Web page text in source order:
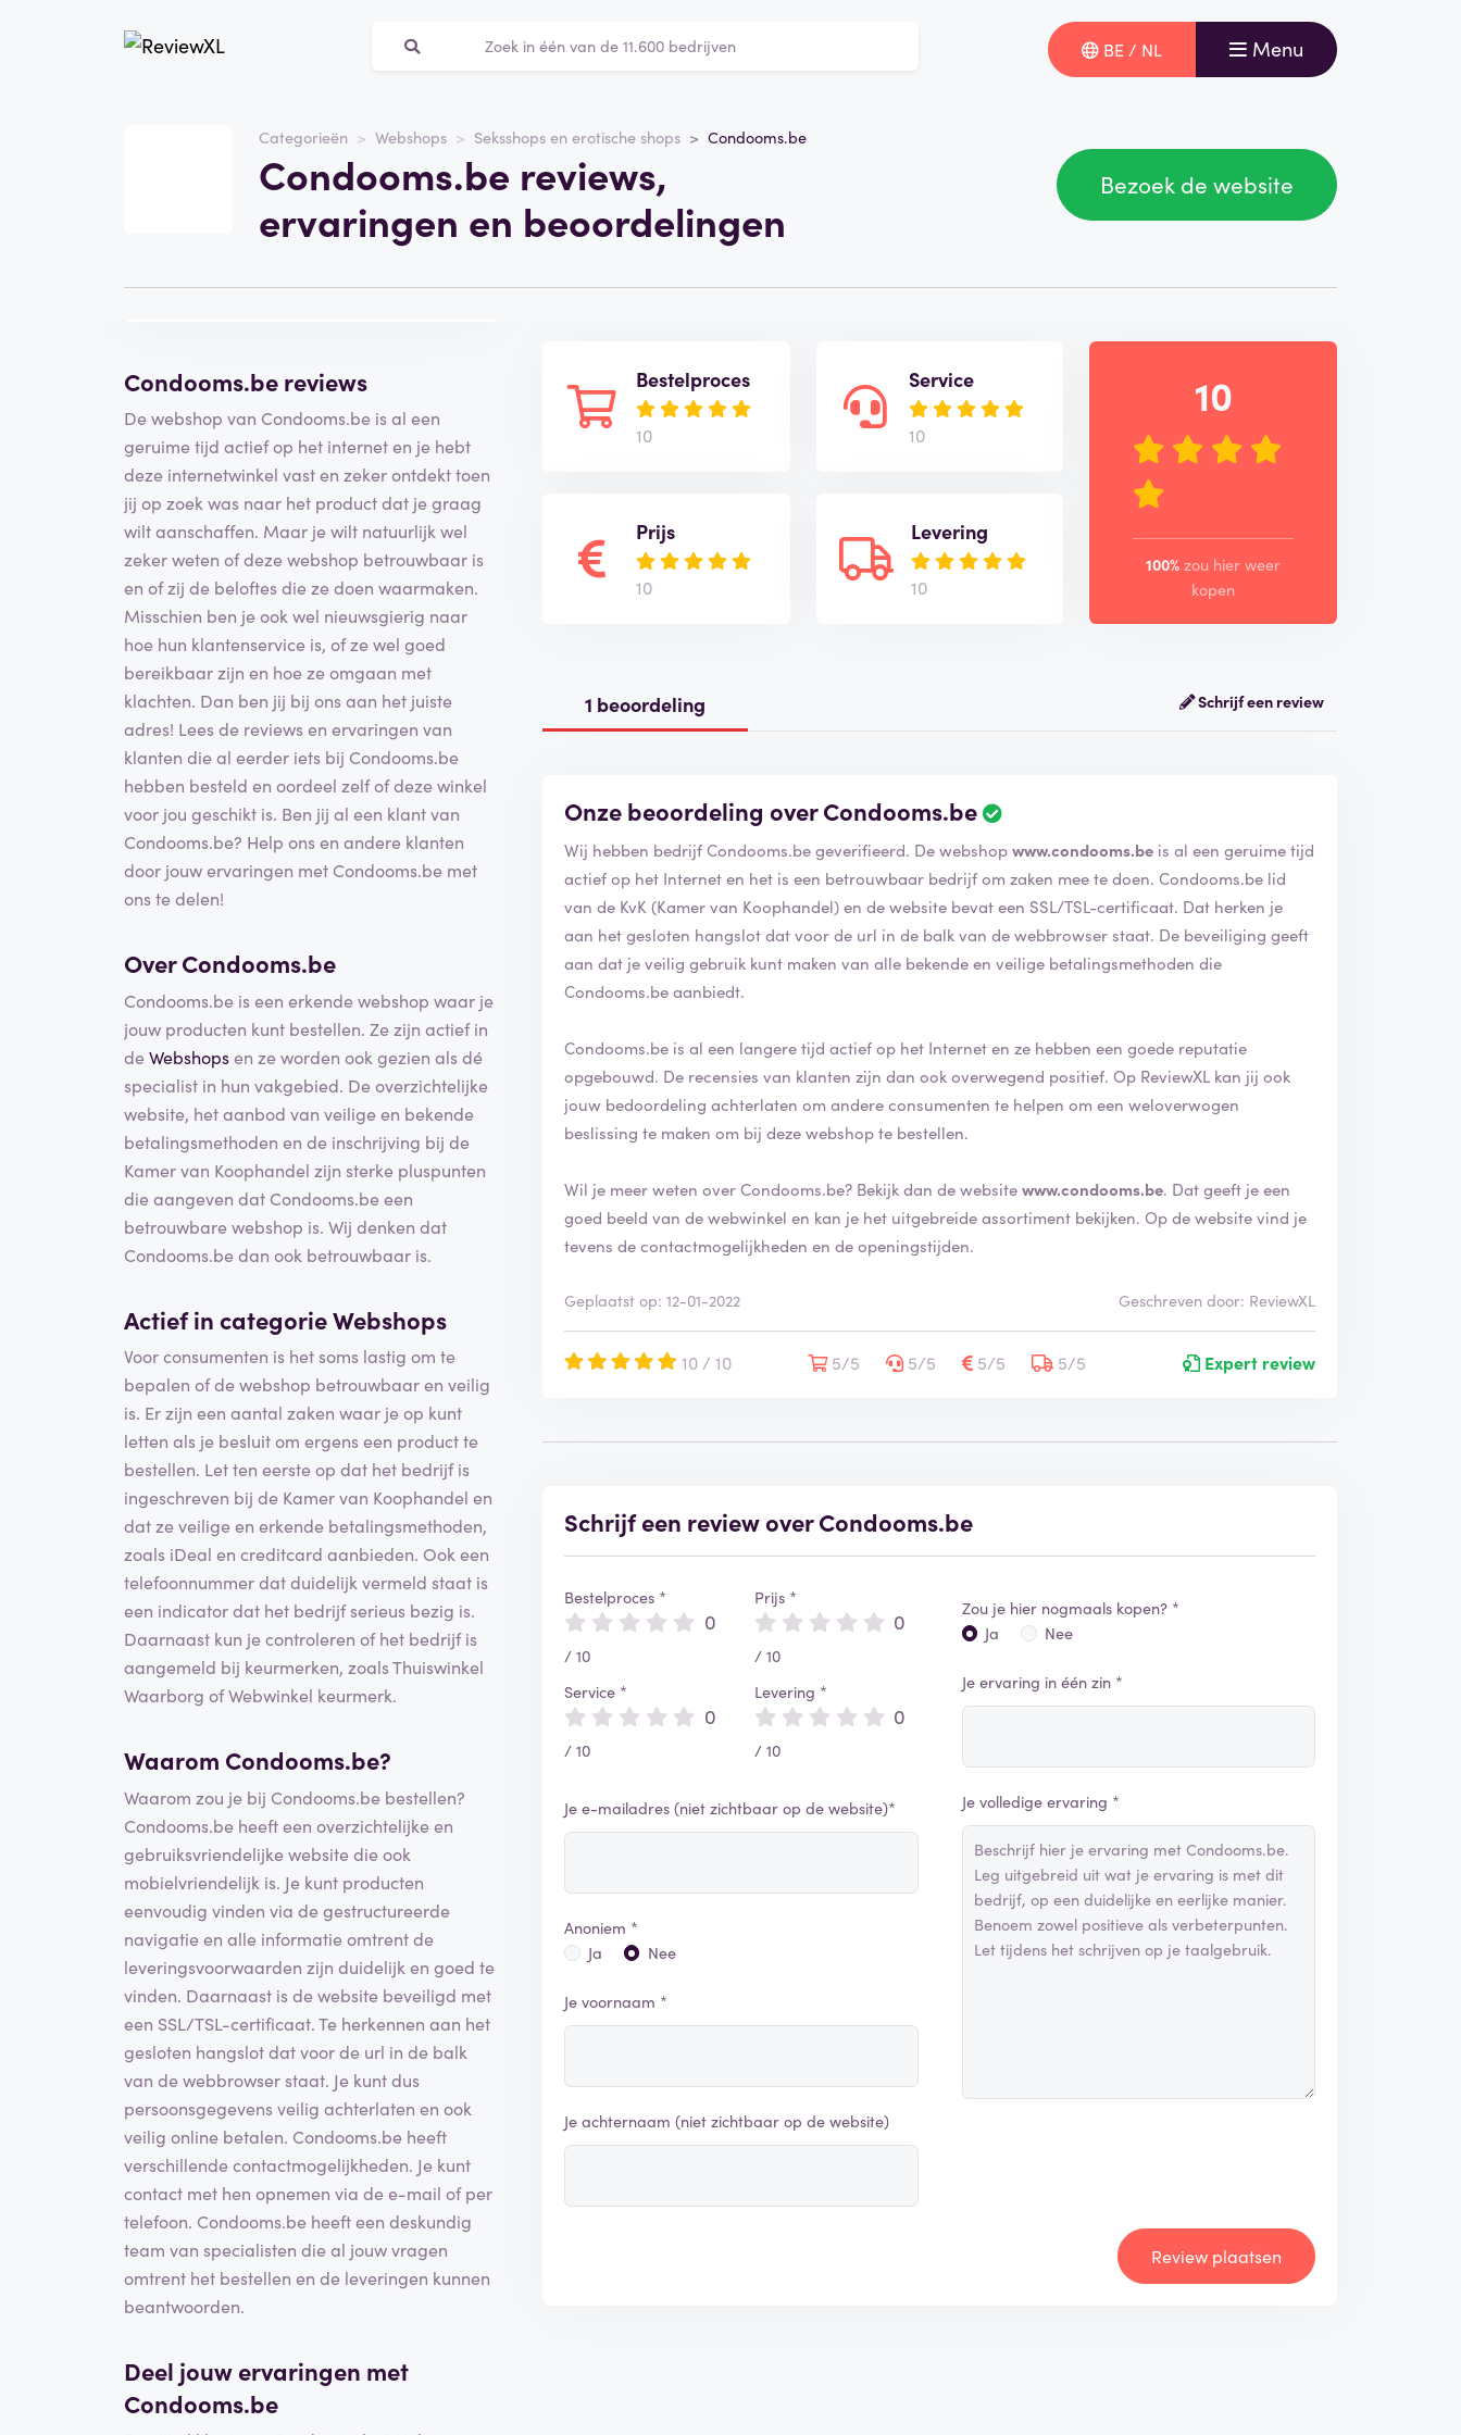
BE / NL Menu
Categorieën Webshops Seksshops en erotische shops Condooms.be
Condooms.be reviews,
ervaringen en beoordelingen
Bezoek de website
condooms.be
Categorie
Webshops
Schrijf een
Condooms.be reviews
De webshop van Condooms.be is al een
geruime tijd actief op het internet en je hebt
deze internetwinkel vast en zeker ontdekt toen
jij op zoek was naar het product dat je graag
wilt aanschaffen. Maar je wilt natuurlijk wel
zeker weten of deze webshop betrouwbaar is
en of zij de beloftes die ze doen waarmaken.
Misschien ben je ook wel nieuwsgierig naar
hoe hun klantenservice is, of ze wel goed
bereikbaar zijn en hoe ze omgaan met
klachten. Dan ben jij bij ons aan het juiste
adres! Lees de reviews en ervaringen van
klanten die al eerder iets bij Condooms.be
hebben besteld en oordeel zelf of deze winkel
voor jou geschikt is. Ben jij al een klant van
Condooms.be? Help ons en andere klanten
door jouw ervaringen met Condooms.be met
ons te delen!
Over Condooms.be
Condooms.be is een erkende webshop waar je
jouw producten kunt bestellen. Ze zijn actief in
deWebshopsen ze worden ook gezien als dé
specialist in hun vakgebied. De overzichtelijke
website, het aanbod van veilige en bekende
betalingsmethoden en de inschrijving bij de
Kamer van Koophandel zijn sterke pluspunten
die aangeven dat Condooms.be een
betrouwbare webshop is. Wij denken dat
Condooms.be dan ook betrouwbaar is.
Actief in categorieWebshops
Voor consumenten is het soms lastig om te
bepalen of de webshop betrouwbaar en veilig
is. Er zijn een aantal zaken waar je op kunt
letten als je besluit om ergens een product te
bestellen. Let ten eerste op dat het bedrijf is
ingeschreven bij de Kamer van Koophandel en
dat ze veilige en erkende betalingsmethoden,
zoals iDeal en creditcard aanbieden. Ook een
telefoonnummer dat duidelijk vermeld staat is
een indicator dat het bedrijf serieus bezig is.
Daarnaast kun je controleren of het bedrijf is
aangemeld bij keurmerken, zoals Thuiswinkel
Waarborg of Webwinkel keurmerk.
Waarom Condooms.be?
Waarom zou je bij Condooms.be bestellen?
Condooms.be heeft een overzichtelijke en
gebruiksvriendelijke website die ook
mobielvriendelijk is. Je kunt producten
eenvoudig vinden via de gestructureerde
navigatie en alle informatie omtrent de
leveringsvoorwaarden zijn duidelijk en goed te
vinden. Daarnaast is de website beveiligd met
een SSL/TSL-certificaat. Te herkennen aan het
gesloten hangslot dat voor de url in de balk
van de webbrowser staat. Je kunt dus
persoonsgegevens veilig achterlaten en ook
veilig online betalen. Condooms.be heeft
verschillende contactmogelijkheden. Je kunt
contact met hen opnemen via de e-mail of per
telefoon. Condooms.be heeft een deskundig
team van specialisten die al jouw vragen
omtrent het bestellen en de leveringen kunnen
beantwoorden.
Deel jouw ervaringen met
Condooms.be
Bestelproces
10
Prijs
10
Service
10
Levering
10
10
100% zou hier weer
kopen
1 beoordeling Schrijf een review
Onze beoordeling over Condooms.be
Wij hebben bedrijf Condooms.be geverifieerd. De webshopwww.condooms.be is al een geruime tijd
actief op het Internet en het is een betrouwbaar bedrijf om zaken mee te doen. Condooms.be lid
van de KvK (Kamer van Koophandel) en de website bevat een SSL/TSL-certificaat. Dat herken je
aan het gesloten hangslot dat voor de url in de balk van de webbrowser staat. De beveiliging geeft
aan dat je veilig gebruik kunt maken van alle bekende en veilige betalingsmethoden die
Condooms.be aanbiedt.
Condooms.be is al een langere tijd actief op het Internet en ze hebben een goede reputatie
opgebouwd. De recensies van klanten zijn dan ook overwegend positief. Op ReviewXL kan jij ook
jouw bedoordeling achterlaten om andere consumenten te helpen om een weloverwogen
beslissing te maken om bij deze webshop te bestellen.
Wil je meer weten over Condooms.be? Bekijk dan de websitewww.condooms.be. Dat geeft je een
goed beeld van de webwinkel en kan je het uitgebreide assortiment bekijken. Op de website vind je
tevens de contactmogelijkheden en de openingstijden.
Geplaatst op: 12-01-2022 Geschreven door: ReviewXL
10 / 10 5/5 5/5 5/5 5/5 Expert review
Schrijf een review over Condooms.be
Bestelproces *
0
/ 10
Service *
0
/ 10
Prijs *
0
/ 10
Levering *
0
/ 10
Je e-mailadres (niet zichtbaar op de website)*
Anoniem *
Ja
Nee
Je voornaam *
Je achternaam (niet zichtbaar op de website)
Zou je hier nogmaals kopen? *
Ja
Nee
Je ervaring in één zin *
Je volledige ervaring *
Review plaatsen